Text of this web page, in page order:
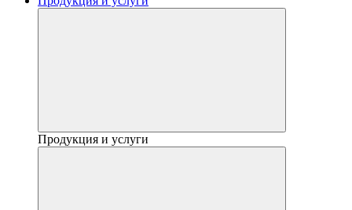
Продукция и услуги